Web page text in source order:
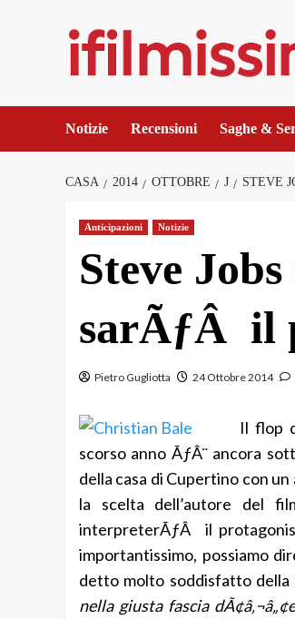
Notizie Recensioni Saghe &
CASA 2014 OTTOBRE J STEVE
Anticipazioni Notizie
Steve
sarÃƒÂ il
Pietro Gugliotta 24 Ottobre 2014
Il flop
scorso anno ÃƒÂ¨ ancora
della casa di Cupertino con
la scelta dell’autore del
interpreterÃƒÂ il
importantissimo, possiamo
detto molto soddisfatto
nella giusta fascia